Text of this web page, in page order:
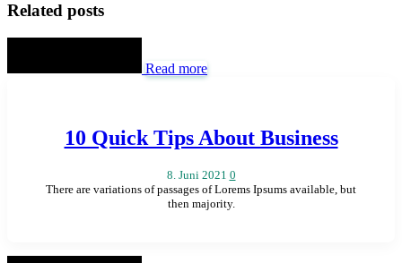
Related posts
Read more
10 Quick Tips About Business
8. Juni 2021 0
There are variations of passages of Lorems Ipsums available, but
then majority.